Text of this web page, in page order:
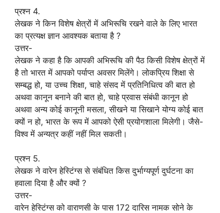
प्रश्न 4.
लेखक ने किन विशेष क्षेत्रों में अभिरूचि रखने वाले के लिए भारत
का प्रत्यक्ष ज्ञान आवश्यक बताया है ?
उत्तर-
लेखक ने कहा है कि आपकी अभिरूचि की पैठ किसी विशेष क्षेत्रों में
है तो भारत में आपको पर्याप्त अवसर मिलेंगे। लोकप्रिय शिक्षा से
सम्बद्ध हो, या उच्च शिक्षा, चाहे संसद में प्रतिनिधित्व की बात हो
अथवा कानून बनाने की बात हो, चाहे प्रवास संबंधी कानून हो
अथवा अन्य कोई कानूनी मसला, सीखने या सिखाने योग्य कोई बात
क्यों न हो, भारत के रूप में आपको ऐसी प्रयोगशाला मिलेगी। जैसे-
विश्व में अन्यत्र कहीं नहीं मिल सकती।
प्रश्न 5.
लेखक ने वारेन हेस्टिंग्स से संबंधित किस दुर्भाग्यपूर्ण दुर्घटना का
हवाला दिया है और क्यों ?
उत्तर-
वारेन हेस्टिंग्स को वाराणसी के पास 172 दारिस नामक सोने के